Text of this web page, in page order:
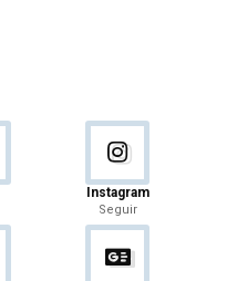
Instagram
Seguir